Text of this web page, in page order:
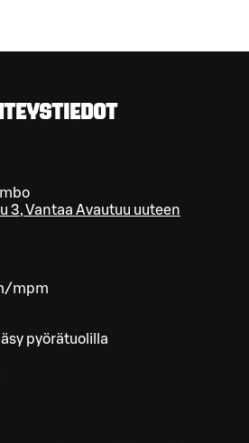
3,Vantaa Avautuu uuteen
mpm
pyörätuolilla